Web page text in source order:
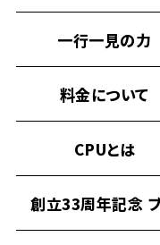
一行一見の力
料金について
CPUとは
創立33周年記念 ブ